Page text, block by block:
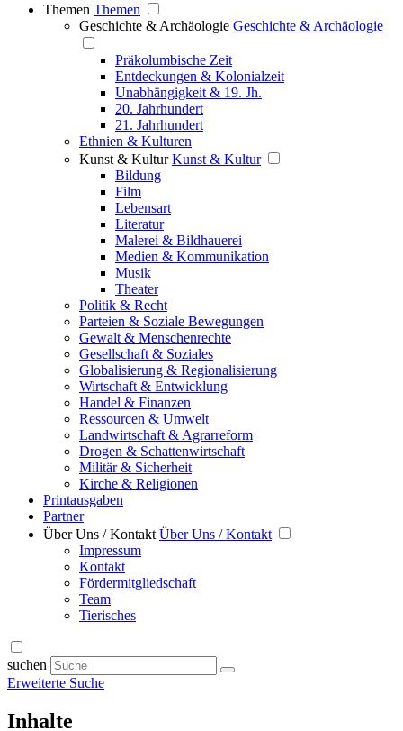
Themen Themen
Geschichte & Archäologie Geschichte & Archäologie
Präkolumbische Zeit
Entdeckungen & Kolonialzeit
Unabhängigkeit & 19. Jh.
20. Jahrhundert
21. Jahrhundert
Ethnien & Kulturen
Kunst & Kultur Kunst & Kultur
Bildung
Film
Lebensart
Literatur
Malerei & Bildhauerei
Medien & Kommunikation
Musik
Theater
Politik & Recht
Parteien & Soziale Bewegungen
Gewalt & Menschenrechte
Gesellschaft & Soziales
Globalisierung & Regionalisierung
Wirtschaft & Entwicklung
Handel & Finanzen
Ressourcen & Umwelt
Landwirtschaft & Agrarreform
Drogen & Schattenwirtschaft
Militär & Sicherheit
Kirche & Religionen
Printausgaben
Partner
Über Uns / Kontakt Über Uns / Kontakt
Impressum
Kontakt
Fördermitgliedschaft
Team
Tierisches
suchen
Erweiterte Suche
Inhalte